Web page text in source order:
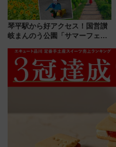
琴平駅から好アクセス！国営讃
岐まんのう公園「サマーフェス
ブトムシに楽しいがいっぱい